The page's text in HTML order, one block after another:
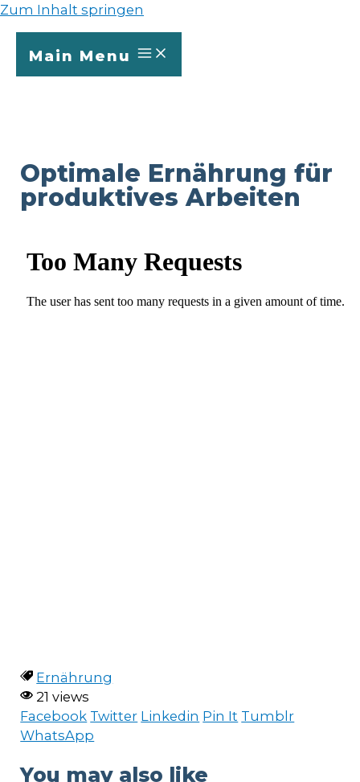
Zum Inhalt springen
Main Menu
Optimale Ernährung für
produktives Arbeiten
Ernährung
21 views
Facebook Twitter Linkedin Pin It Tumblr
WhatsApp
You may also like